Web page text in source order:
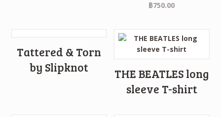
฿750.00
Tattered & Torn
by Slipknot
THE BEATLES long
sleeve T-shirt